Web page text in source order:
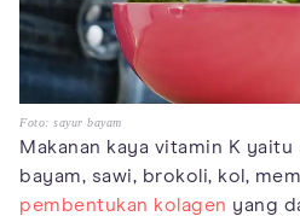
Foto: sayur bayam
Makanan kaya vitamin K
bayam, sawi, brokoli, kol,
pembentukan kolagen yang